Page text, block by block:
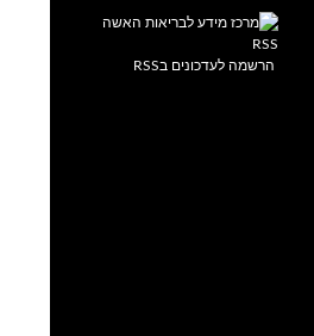
הרשמה לעדכונים בRSS